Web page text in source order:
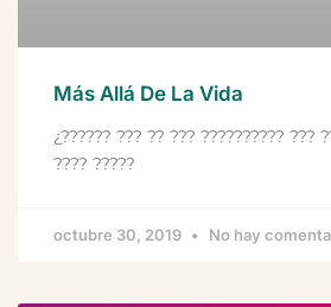
Más Allá De La Vida
¿?????? ??? ?? ??? ?????????? ???
???? ?????
octubre 30, 2019 No hay